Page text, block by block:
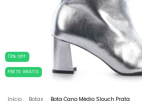
13% OFF
FRETE GRÁTIS
Início . Botas . Bota Cano Médio Slouch Prata